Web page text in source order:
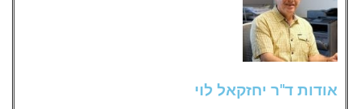
אודות ד''ר יחזקאל לוי